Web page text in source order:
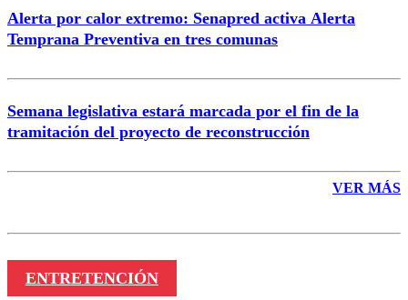
Alerta por calor extremo: Senapred activa Alerta
Temprana Preventiva en tres comunas
Semana legislativa estará marcada por el fin de la
tramitación del proyecto de reconstrucción
VER MÁS
ENTRETENCIÓN